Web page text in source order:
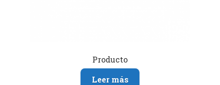
Producto
Leer más